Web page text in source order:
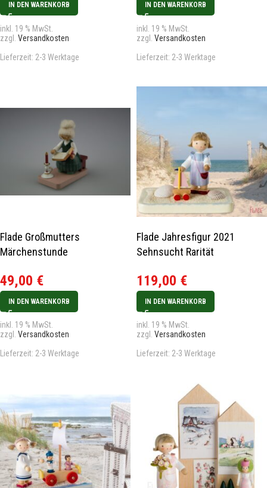
IN DEN WARENKORB
inkl. 19 % MwSt.
zzgl. Versandkosten
Lieferzeit: 2-3 Werktage
IN DEN WARENKORB
inkl. 19 % MwSt.
zzgl. Versandkosten
Lieferzeit: 2-3 Werktage
Flade Großmutters
Märchenstunde
49,00 €
IN DEN WARENKORB
inkl. 19 % MwSt.
zzgl. Versandkosten
Lieferzeit: 2-3 Werktage
Flade Jahresfigur 2021
Sehnsucht Rarität
119,00 €
IN DEN WARENKORB
inkl. 19 % MwSt.
zzgl. Versandkosten
Lieferzeit: 2-3 Werktage